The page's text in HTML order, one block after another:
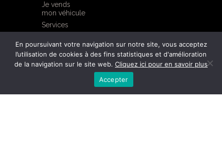
Je vends
mon véhicule
Services
Mentions légales
©2026 réalisé par OGI
06 07 75 43 12
En poursuivant votre navigation sur notre site, vous acceptez
l’utilisation de cookies à des fins statistiques et d'amélioration
de la navigation sur le site web. Cliquez ici pour en savoir plus
Accepter